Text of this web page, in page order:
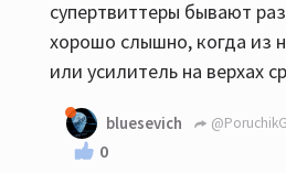
супертвиттеры бывают
хорошо слышно, когда из
или усилитель на верхах
bluesevich
0